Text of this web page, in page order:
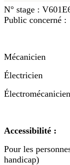
N° stage :
Public concerné :
Mécanicien
Électricien
Électromécanicien
Accessibilité :
Pour les
handicap)